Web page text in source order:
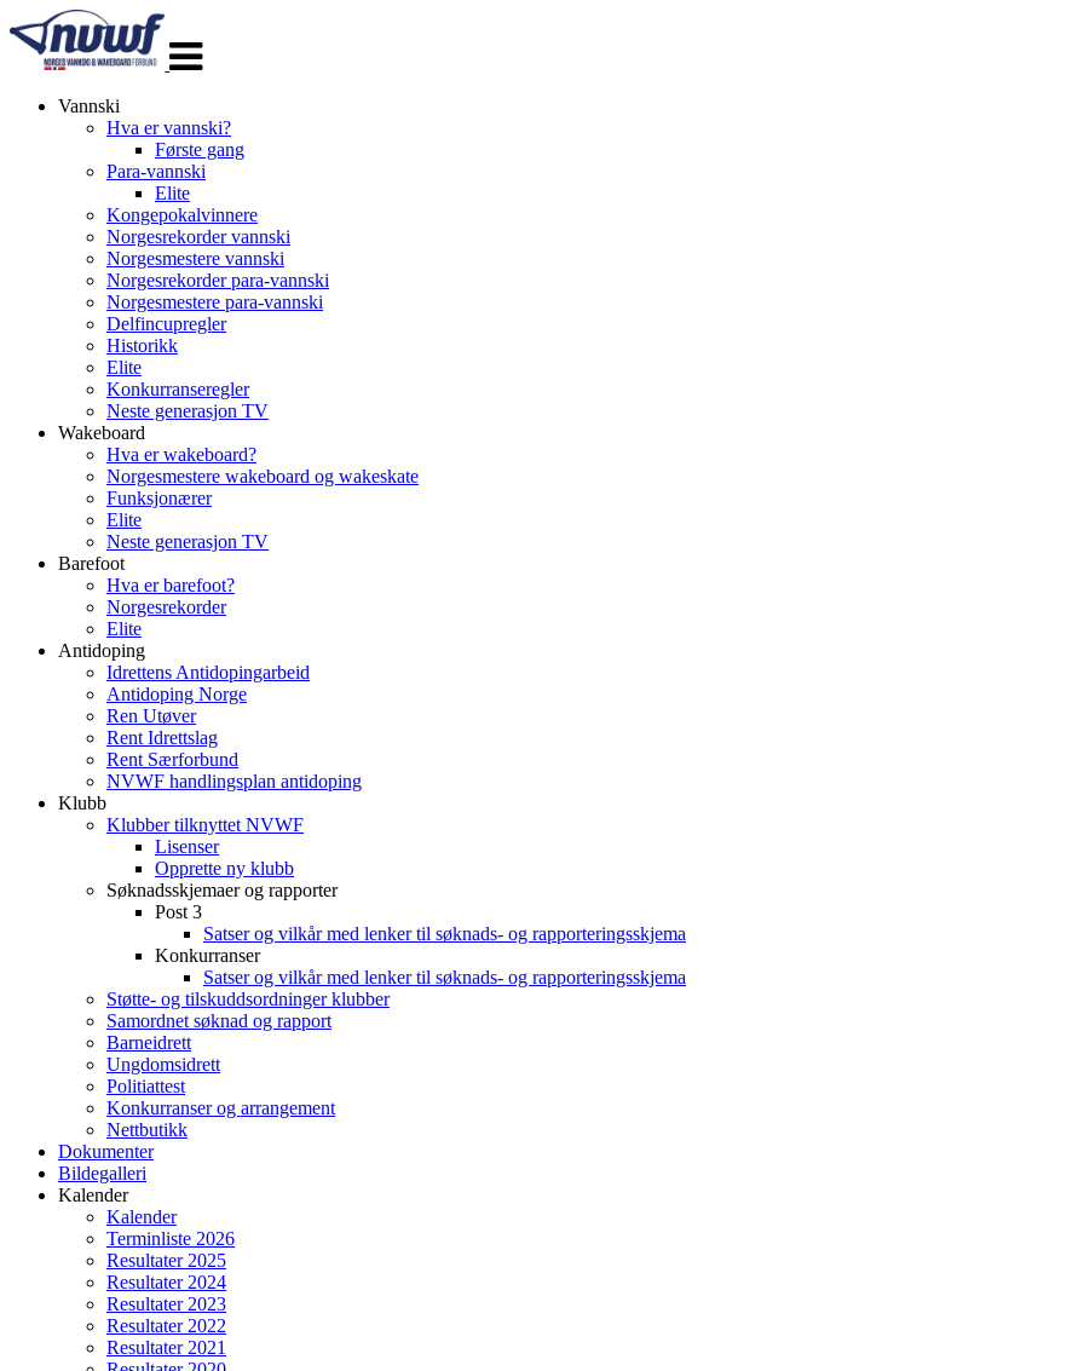
navigasjon
Vannski
Hva er vannski?
Første gang
Para-vannski
Elite
Kongepokalvinnere
Norgesrekorder vannski
Norgesmestere vannski
Norgesrekorder para-vannski
Norgesmestere para-vannski
Delfincupregler
Historikk
Elite
Konkurranseregler
Neste generasjon TV
Wakeboard
Hva er wakeboard?
Norgesmestere wakeboard og wakeskate
Funksjonærer
Elite
Neste generasjon TV
Barefoot
Hva er barefoot?
Norgesrekorder
Elite
Antidoping
Idrettens Antidopingarbeid
Antidoping Norge
Ren Utøver
Rent Idrettslag
Rent Særforbund
NVWF handlingsplan antidoping
Klubb
Klubber tilknyttet NVWF
Lisenser
Opprette ny klubb
Søknadsskjemaer og rapporter
Post 3
Satser og vilkår med lenker til søknads- og rapporteringsskjema
Konkurranser
Satser og vilkår med lenker til søknads- og rapporteringsskjema
Støtte- og tilskuddsordninger klubber
Samordnet søknad og rapport
Barneidrett
Ungdomsidrett
Politiattest
Konkurranser og arrangement
Nettbutikk
Dokumenter
Bildegalleri
Kalender
Kalender
Terminliste 2026
Resultater 2025
Resultater 2024
Resultater 2023
Resultater 2022
Resultater 2021